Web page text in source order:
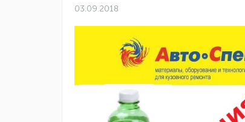
03.09.2018